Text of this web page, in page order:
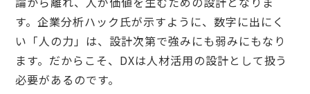
す。企業分析ハック氏が示すように、数字に出にく
い「人の力」は、設計次第で強みにも弱みにもなり
ます。だからこそ、DXは人材活用の設計として扱う
必要があるのです。